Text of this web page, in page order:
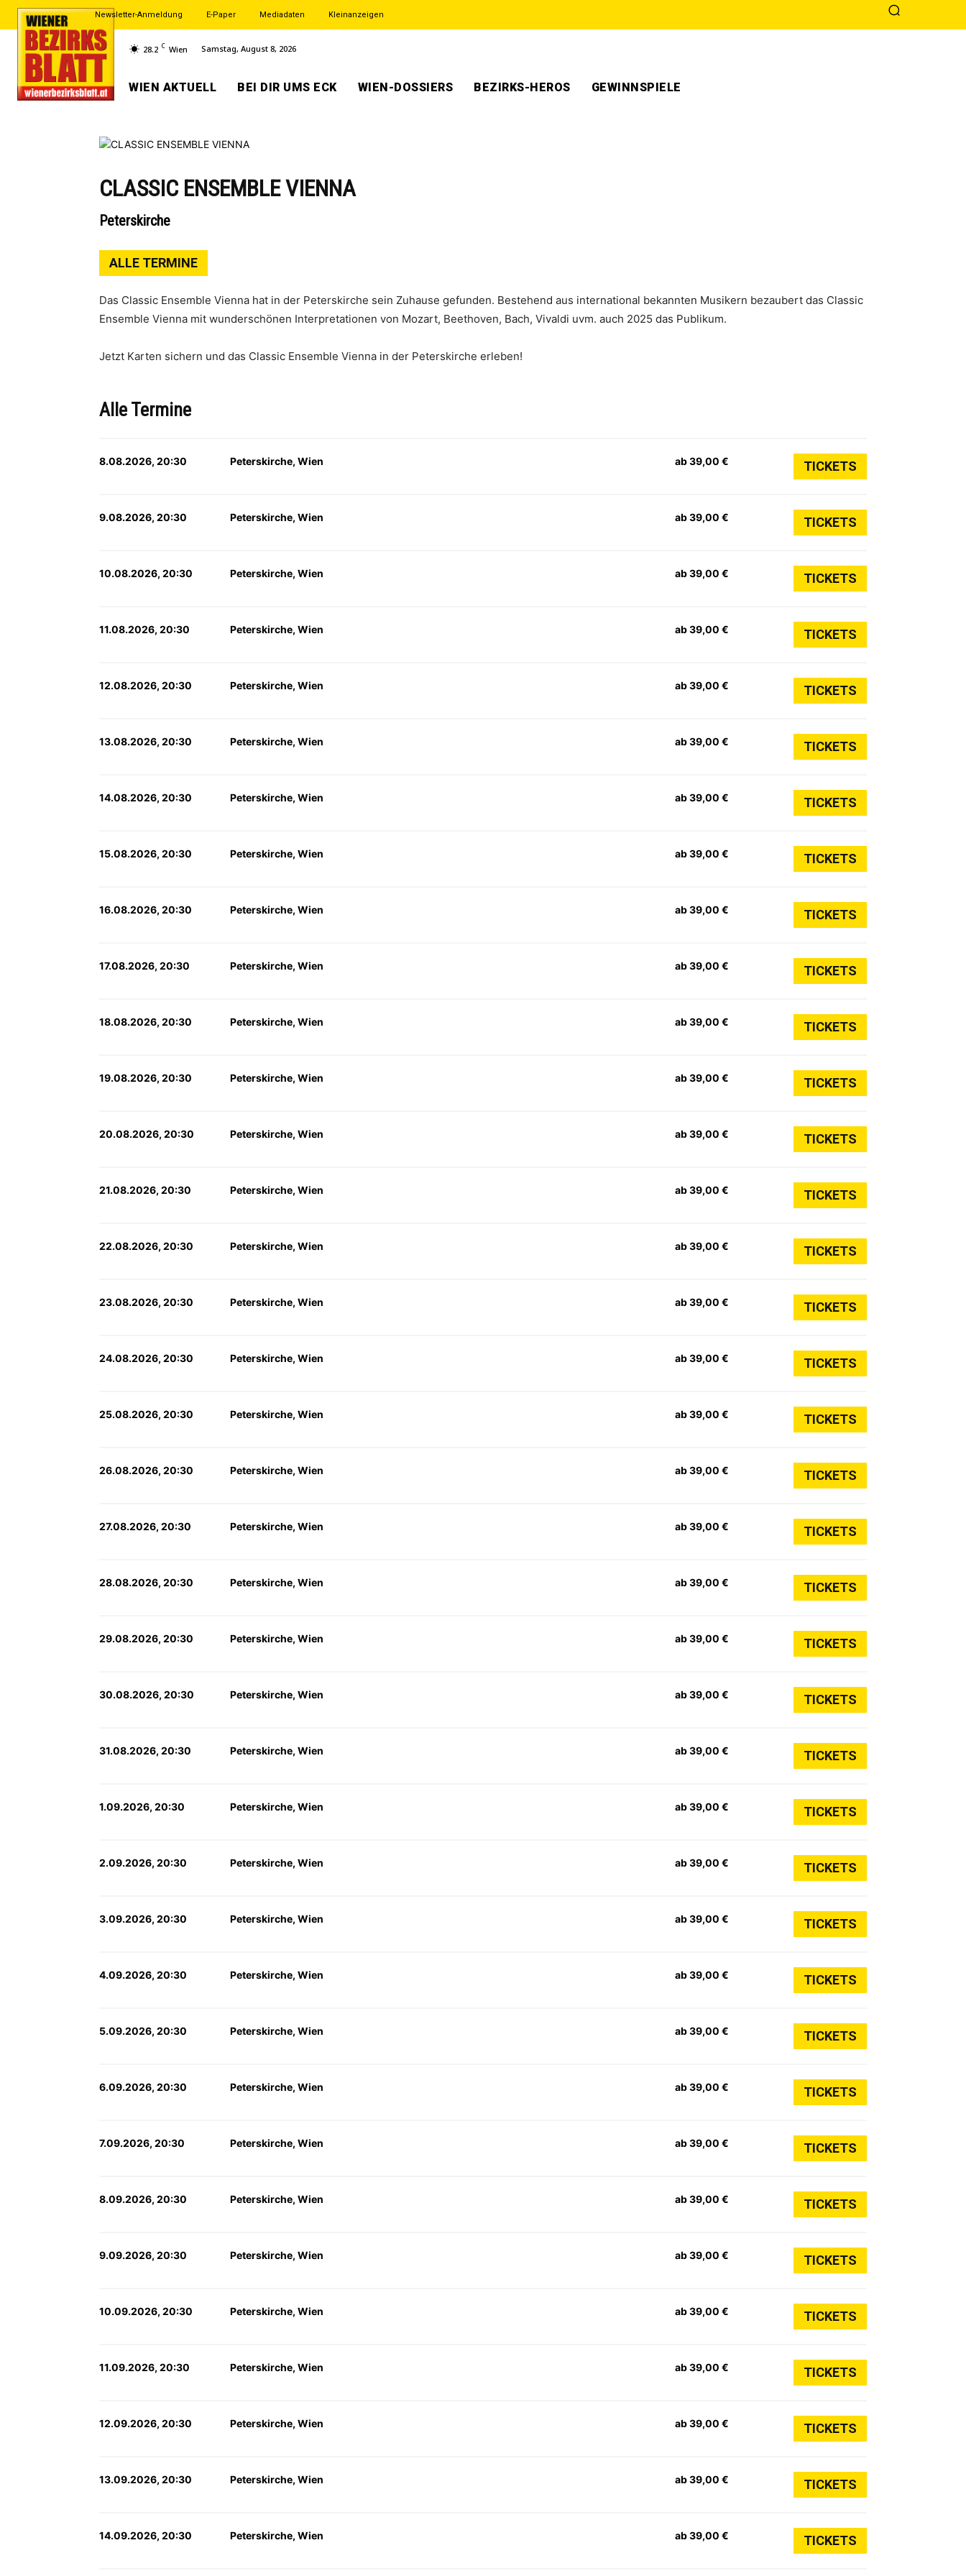
Newsletter-Anmeldung E-Paper Mediadaten Kleinanzeigen
28.2 C Wien Samstag, August 8, 2026
WIEN AKTUELL BEI DIR UMS ECK WIEN-DOSSIERS BEZIRKS-HEROS GEWINNSPIELE
CLASSIC ENSEMBLE VIENNA
Peterskirche
ALLE TERMINE
Das Classic Ensemble Vienna hat in der Peterskirche sein Zuhause gefunden. Bestehend aus international bekannten Musikern bezaubert das Classic
Ensemble Vienna mit wunderschönen Interpretationen von Mozart, Beethoven, Bach, Vivaldi uvm. auch 2025 das Publikum.
Jetzt Karten sichern und das Classic Ensemble Vienna in der Peterskirche erleben!
Alle Termine
8.08.2026, 20:30 Peterskirche, Wien ab 39,00 € TICKETS
9.08.2026, 20:30 Peterskirche, Wien ab 39,00 € TICKETS
10.08.2026, 20:30 Peterskirche, Wien ab 39,00 € TICKETS
11.08.2026, 20:30 Peterskirche, Wien ab 39,00 € TICKETS
12.08.2026, 20:30 Peterskirche, Wien ab 39,00 € TICKETS
13.08.2026, 20:30 Peterskirche, Wien ab 39,00 € TICKETS
14.08.2026, 20:30 Peterskirche, Wien ab 39,00 € TICKETS
15.08.2026, 20:30 Peterskirche, Wien ab 39,00 € TICKETS
16.08.2026, 20:30 Peterskirche, Wien ab 39,00 € TICKETS
17.08.2026, 20:30 Peterskirche, Wien ab 39,00 € TICKETS
18.08.2026, 20:30 Peterskirche, Wien ab 39,00 € TICKETS
19.08.2026, 20:30 Peterskirche, Wien ab 39,00 € TICKETS
20.08.2026, 20:30 Peterskirche, Wien ab 39,00 € TICKETS
21.08.2026, 20:30 Peterskirche, Wien ab 39,00 € TICKETS
22.08.2026, 20:30 Peterskirche, Wien ab 39,00 € TICKETS
23.08.2026, 20:30 Peterskirche, Wien ab 39,00 € TICKETS
24.08.2026, 20:30 Peterskirche, Wien ab 39,00 € TICKETS
25.08.2026, 20:30 Peterskirche, Wien ab 39,00 € TICKETS
26.08.2026, 20:30 Peterskirche, Wien ab 39,00 € TICKETS
27.08.2026, 20:30 Peterskirche, Wien ab 39,00 € TICKETS
28.08.2026, 20:30 Peterskirche, Wien ab 39,00 € TICKETS
29.08.2026, 20:30 Peterskirche, Wien ab 39,00 € TICKETS
30.08.2026, 20:30 Peterskirche, Wien ab 39,00 € TICKETS
31.08.2026, 20:30 Peterskirche, Wien ab 39,00 € TICKETS
1.09.2026, 20:30 Peterskirche, Wien ab 39,00 € TICKETS
2.09.2026, 20:30 Peterskirche, Wien ab 39,00 € TICKETS
3.09.2026, 20:30 Peterskirche, Wien ab 39,00 € TICKETS
4.09.2026, 20:30 Peterskirche, Wien ab 39,00 € TICKETS
5.09.2026, 20:30 Peterskirche, Wien ab 39,00 € TICKETS
6.09.2026, 20:30 Peterskirche, Wien ab 39,00 € TICKETS
7.09.2026, 20:30 Peterskirche, Wien ab 39,00 € TICKETS
8.09.2026, 20:30 Peterskirche, Wien ab 39,00 € TICKETS
9.09.2026, 20:30 Peterskirche, Wien ab 39,00 € TICKETS
10.09.2026, 20:30 Peterskirche, Wien ab 39,00 € TICKETS
11.09.2026, 20:30 Peterskirche, Wien ab 39,00 € TICKETS
12.09.2026, 20:30 Peterskirche, Wien ab 39,00 € TICKETS
13.09.2026, 20:30 Peterskirche, Wien ab 39,00 € TICKETS
14.09.2026, 20:30 Peterskirche, Wien ab 39,00 € TICKETS